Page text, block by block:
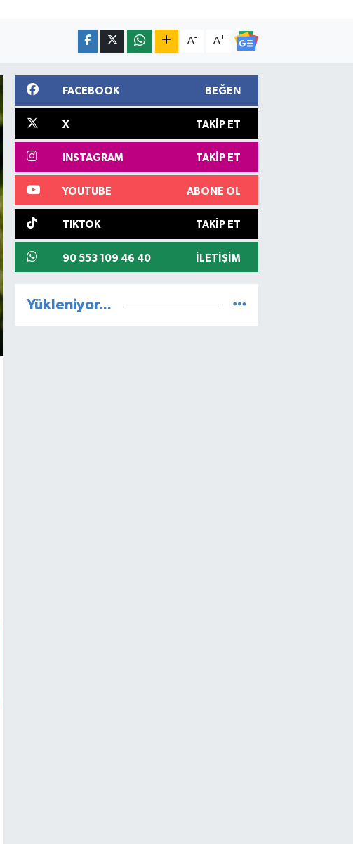
A- A+
FACEBOOK BEĞEN
X TAKIP ET
INSTAGRAM TAKIP ET
YOUTUBE ABONE OL
TIKTOK TAKIP ET
90 553 109 46 40 İLETIŞIM
Yükleniyor...